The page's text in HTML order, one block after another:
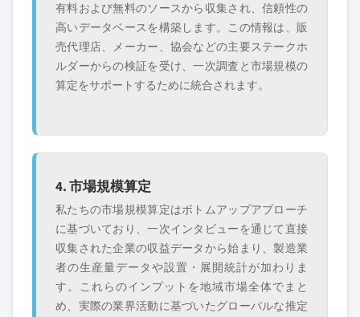
有料および無料のソースから収集され、信頼性の
高いデータベースを構築します。この情報は、販
売代理店、メーカー、協会などの主要ステークホ
ルダーからの検証を受け、一次調査と市場規模の
算定をサポートするために統合されます。
4. 市場規模算定
私たちの市場規模算定はボトムアップアプローチ
に基づいており、一次インタビューを通じて直接
収集された企業の収益データから始まり、製造業
者の生産量データや設置・展開統計が加わりま
す。これらのインプットを地域市場全体でまと
め、実際の業界活動に基づいたグローバルな推定